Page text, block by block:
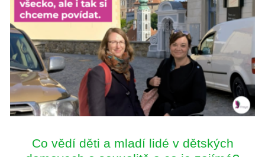
Co vědí děti a mladí lidé v dětských